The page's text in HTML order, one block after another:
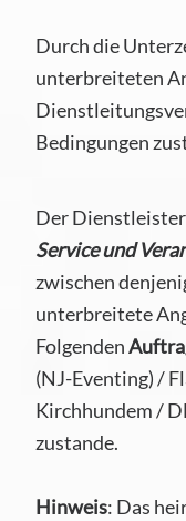
Durch die
unterbreiteten
Bedingungen
Der
Service und
zwischen
unterbreitete
Folgenden
(NJ-Eventing) /
Kirchhundem /
zustande.
Hinweis: Das